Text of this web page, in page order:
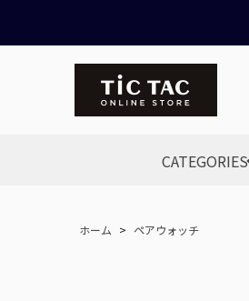
CATEGORIES
ホーム > ペアウォッチ